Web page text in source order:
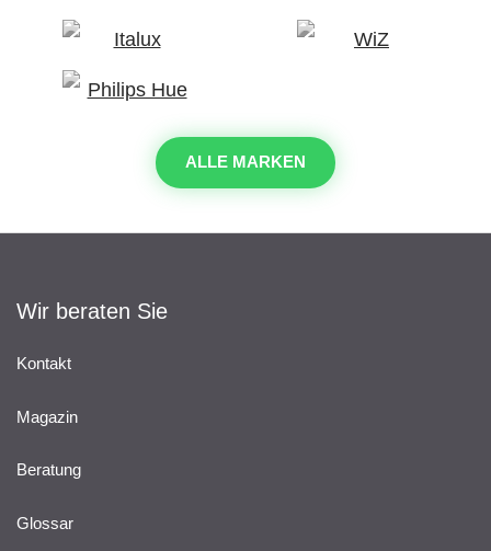
ALLE MARKEN
Wir beraten Sie
Kontakt
Magazin
Beratung
Glossar